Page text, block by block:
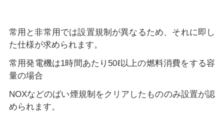
常用と非常用では設置規制が異なるため、それに即し
た仕様が求められます。
常用発電機は1時間あたり50ℓ以上の燃料消費をする容
量の場合
NOXなどのばい煙規制をクリアしたもののみ設置が認
められます。